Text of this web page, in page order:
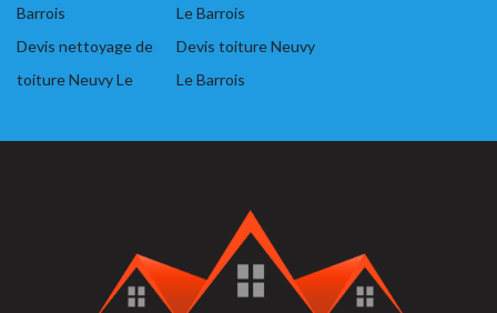
Barrois
Devis nettoyage de
toiture Neuvy Le
Le Barrois
Devis toiture Neuvy
Le Barrois